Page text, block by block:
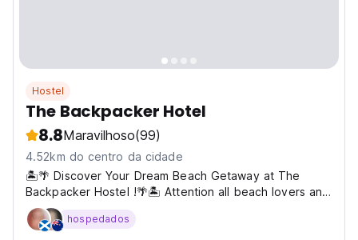
Hostel
The Backpacker Hotel
8.8Maravilhoso(99)
4.52km do centro da cidade
🏝️🌴 Discover Your Dream Beach Getaway at The
Backpacker Hostel !🌴🏝️ Attention all beach lovers and
traveler! Are you ready for an unforgettable adventure
in the beautiful Da Nang City? Look no further! The
hospedados